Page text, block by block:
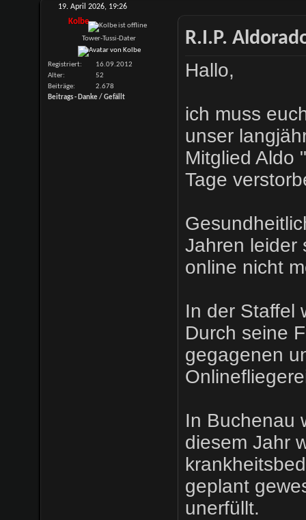
19. April 2026, 19:26
Kolbe
Tower-Tussi-Dater
Registriert
16.09.2012
Alter
52
Beiträge
2.678
Beitrags - Danke / Gefällt
R.I.P.
Hallo,
ich muss
unser
Mitglied Aldo
Tage
Jahren leider
online nicht
In der Staffel
Durch seine
gegagenen
In Buchenau
diesem Jahr
geplant
unerfüllt.